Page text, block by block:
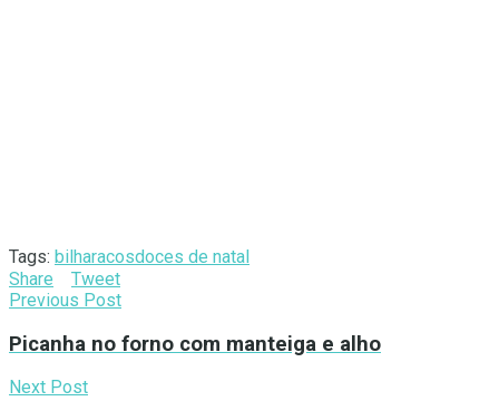
Tags: bilharacosdoces de natal
Share
Tweet
Previous Post
Picanha no forno com manteiga e alho
Next Post